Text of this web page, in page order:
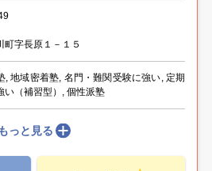
町字長原１－１５
, 地域密着塾, 名門・難関受験に強い, 定期
い（補習型）, 個性派塾
もっと見る